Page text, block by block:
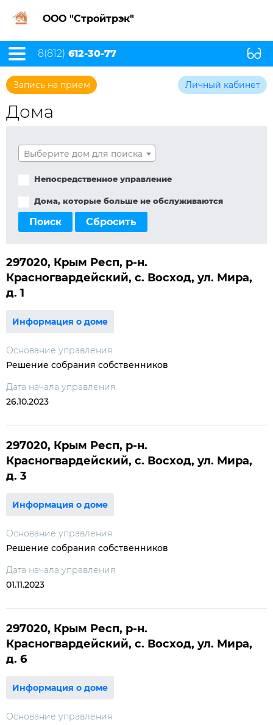
ООО "Стройтрэк"
8(812) 612-30-77
Запись на прием Личный кабинет
Дома
Выберите дом для поиска
Непосредственное управление
Дома, которые больше не обслуживаются
Поиск Сбросить
297020, Крым Респ, р-н.
Красногвардейский, с. Восход, ул. Мира,
д. 1
Информация о доме
Основание управления
Решение собрания собственников
Дата начала управления
26.10.2023
297020, Крым Респ, р-н.
Красногвардейский, с. Восход, ул. Мира,
д. 3
Информация о доме
Основание управления
Решение собрания собственников
Дата начала управления
01.11.2023
297020, Крым Респ, р-н.
Красногвардейский, с. Восход, ул. Мира,
д. 6
Информация о доме
Основание управления